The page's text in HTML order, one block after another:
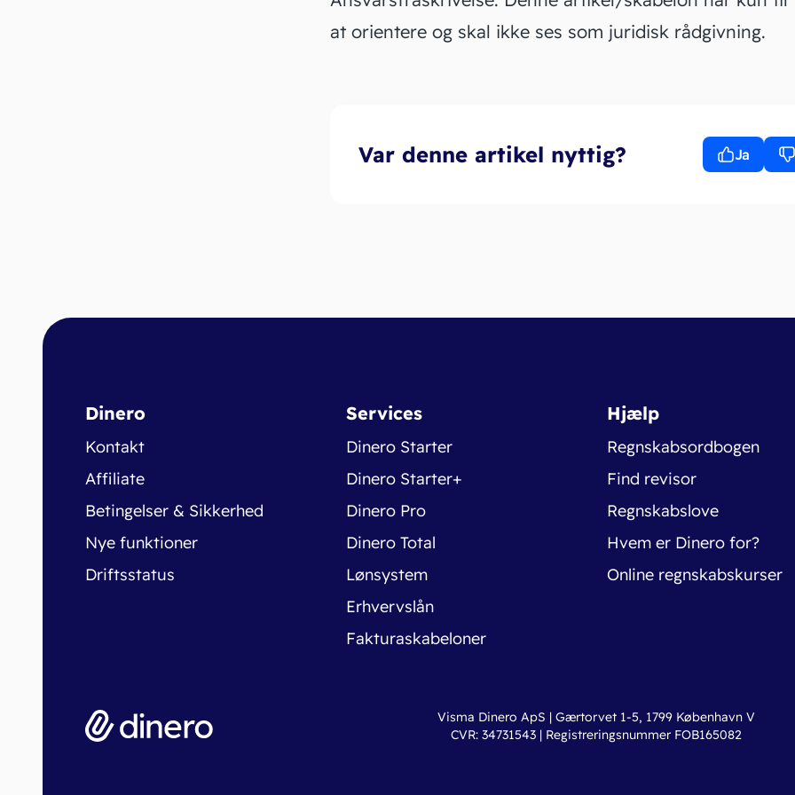
at orientere og skal ikke ses som juridisk rådgivning.
Var denne artikel nyttig? Ja
Dinero
Kontakt
Affiliate
Betingelser & Sikkerhed
Nye funktioner
Driftsstatus
Services
Dinero Starter
Dinero Starter+
Dinero Pro
Dinero Total
Lønsystem
Erhvervslån
Fakturaskabeloner
Hjælp
Regnskabsordbogen
Find revisor
Regnskabslove
Hvem er Dinero for?
Online regnskabskurser
Visma Dinero ApS | Gærtorvet 1-5, 1799 København V
CVR: 34731543 | Registreringsnummer FOB165082